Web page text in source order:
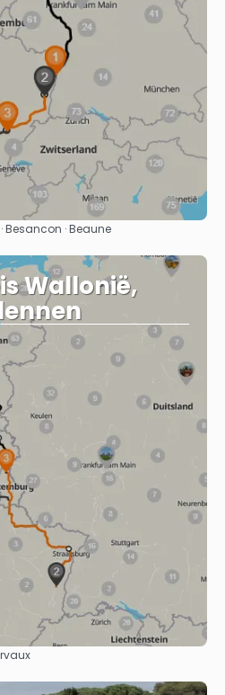
Sehen
Besancon · Beaune
Wallonië,
Sehen